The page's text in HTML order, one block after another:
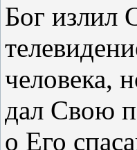
Бог излил
человека,
дал Свою
о Его